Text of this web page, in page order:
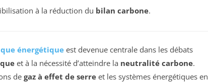
à la réduction du bilan carbone.
énergétique est devenue centrale dans les débats
et à la nécessité d’atteindre la neutralité carbone.
de gaz à effet de serre et les systèmes énergétiques en